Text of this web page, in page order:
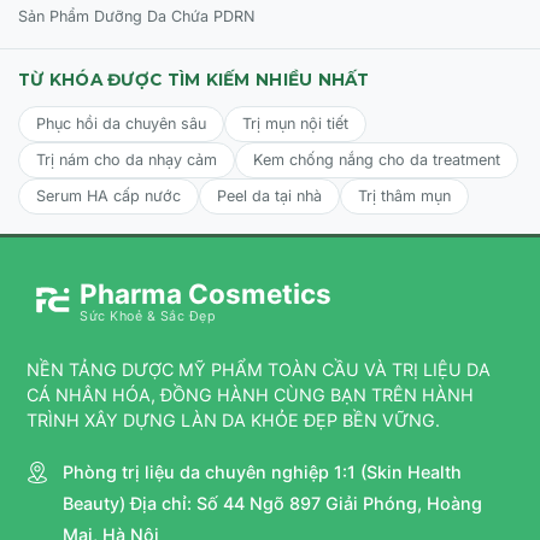
Panthenol, Disodium EDTA, Natural Fragrance.
Hỗ trợ tái tạo da nhanh chóng, phục hồi làn da bị tổn
thương.
Củng cố hàng rào bảo vệ da, giúp da khỏe mạnh hơn.
Dưỡng ẩm sâu, giúp da luôn mềm mại và căng mọng.
Hỗ trợ làm sáng da và đều màu da.
Nuôi dưỡng và bảo vệ da khỏi các dấu hiệu lão hóa sớm.
ĐỐI TƯỢNG SỬ DỤNG CỦA KEM DƯỠNG GTM PDRN
EGF CREAM
Sản Phẩm Dưỡng Da Chứa PDRN
TỪ KHÓA ĐƯỢC TÌM KIẾM NHIỀU NHẤT
Phục hồi da chuyên sâu
Trị mụn nội tiết
Trị nám cho da nhạy cảm
Kem chống nắng cho da treatment
Serum HA cấp nước
Peel da tại nhà Trị thâm mụn
Pharma Cosmetics
Sức Khoẻ & Sắc Đẹp
NỀN TẢNG DƯỢC MỸ PHẨM TOÀN CẦU VÀ TRỊ LIỆU DA
CÁ NHÂN HÓA, ĐỒNG HÀNH CÙNG BẠN TRÊN HÀNH
TRÌNH XÂY DỰNG LÀN DA KHỎE ĐẸP BỀN VỮNG.
Phòng trị liệu da chuyên nghiệp 1:1 (Skin Health
Beauty) Địa chỉ: Số 44 Ngõ 897 Giải Phóng, Hoàng
Mai, Hà Nội